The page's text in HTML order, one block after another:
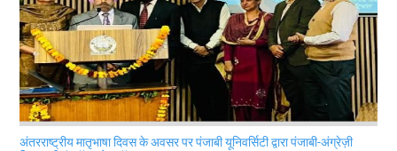
अंतरराष्ट्रीय मातृभाषा दिवस के अवसर पर पंजाबी यूनिवर्सिटी द्वारा पंजाबी-अंग्रेज़ी